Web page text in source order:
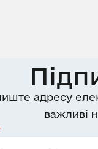
адресу
важливі